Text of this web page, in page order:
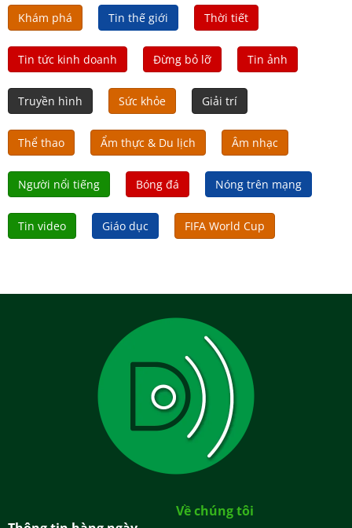
Khám phá Tin thế giới Thời tiết
Tin tức kinh doanh Đừng bỏ lỡ Tin ảnh
Truyền hình Sức khỏe Giải trí
Thể thao Ẩm thực & Du lịch Âm nhạc
Người nổi tiếng Bóng đá Nóng trên mạng
Tin video Giáo dục FIFA World Cup
Về chúng tôi